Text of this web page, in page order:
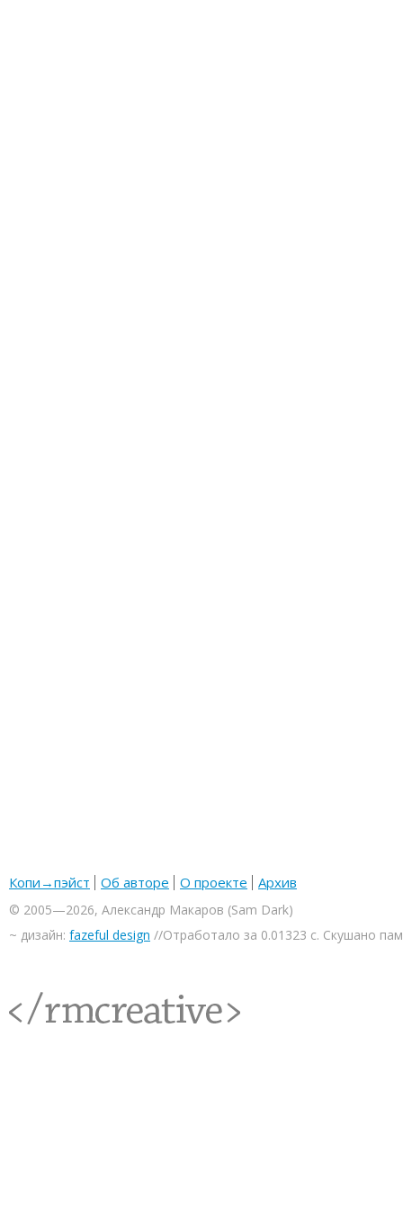
Копи→пэйст Об авторе О проекте Архив
© 2005—2026, Александр Макаров (Sam Dark)
~ дизайн: fazeful design //Отработало за 0.01323 с. Скушано
<rmcreative/>